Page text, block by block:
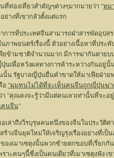
ที่ท่องเที่ยวสำคัญๆต่างๆมากมายว่า "หม
อย่างที่เขากลัวตั้งแต่แรก
การที่ประเทศจีนสามารถฝ่าสารพัดอุป
นภาพยนตร์เรื่องนี้ ตัวอย่างเนื้อหาที่ปร
ยข้ามชาติจำนวนมาก มีการฆ่ากันตาย
นเพื่อหวังผลทางการค้าระหว่างกันอยู่
น รัฐบาลญี่ปุ่นยื่นคำขาดให้มาเฟียฝ่ายพ
อ "ผมทนไม่ได้ที่จะเห็นคนจีนถูกญี่ปุ่นฆ่
า "คุณคงจะรู้ว่ามีแต่คนเลวเท่านั้นที่จะอ
คนจีน"
เล่าถึงวีรบุรุษคนหนึ่งของจีนในประวัติ
ร้างจีนยุคใหม่ให้เจริญรุ่งเรืองอย่างที่
องเมาเซตุงนั้นพวกซ้ายตกขอบที่เรี่ยกกั
ราะคนๆนี้ซี่งเป็นคนเดียวที่เมาเซตุงฟัง เ